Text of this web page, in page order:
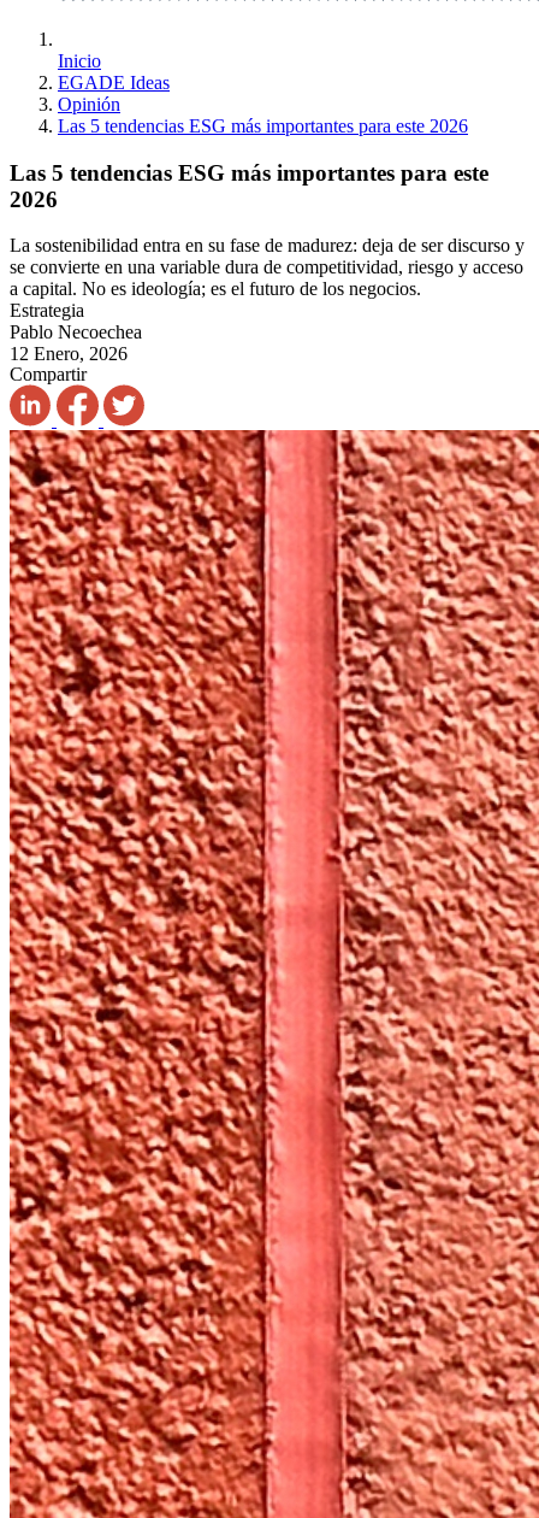
Inicio
EGADE Ideas
Opinión
Las 5 tendencias ESG más importantes para este 2026
Las 5 tendencias ESG más importantes para este
2026
La sostenibilidad entra en su fase de madurez: deja de ser discurso y
se convierte en una variable dura de competitividad, riesgo y acceso
a capital. No es ideología; es el futuro de los negocios.
Estrategia
Pablo Necoechea
12 Enero, 2026
Compartir